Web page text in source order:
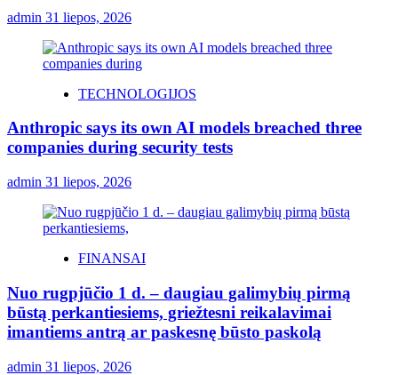
admin 31 liepos, 2026
TECHNOLOGIJOS
Anthropic says its own AI models breached three
companies during security tests
admin 31 liepos, 2026
FINANSAI
Nuo rugpjūčio 1 d. – daugiau galimybių pirmą
būstą perkantiesiems, griežtesni reikalavimai
imantiems antrą ar paskesnę būsto paskolą
admin 31 liepos, 2026